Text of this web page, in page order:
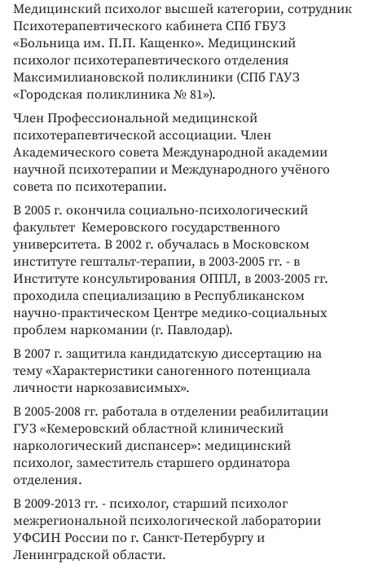
Медицинский психолог высшей категории, сотрудник
Психотерапевтического кабинета СПб ГБУЗ
«Больница им. П.П. Кащенко». Медицинский
психолог психотерапевтического отделения
Максимилиановской поликлиники (СПб ГАУЗ
«Городская поликлиника № 81»).
Член Профессиональной медицинской
психотерапевтической ассоциации. Член
Академического совета Международной академии
научной психотерапии и Международного учёного
совета по психотерапии.
В 2005 г. окончила социально-психологический
факультет Кемеровского государственного
университета. В 2002 г. обучалась в Московском
институте гештальт-терапии, в 2003-2005 гг. - в
Институте консультирования ОППЛ, в 2003-2005 гг.
проходила специализацию в Республиканском
научно-практическом Центре медико-социальных
проблем наркомании (г. Павлодар).
В 2007 г. защитила кандидатскую диссертацию на
тему «Характеристики саногенного потенциала
личности наркозависимых».
В 2005-2008 гг. работала в отделении реабилитации
ГУЗ «Кемеровский областной клинический
наркологический диспансер»: медицинский
психолог, заместитель старшего ординатора
отделения.
В 2009-2013 гг. - психолог, старший психолог
межрегиональной психологической лаборатории
УФСИН России по г. Санкт-Петербургу и
Ленинградской области.